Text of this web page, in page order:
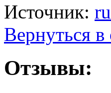
Источник:
Вернуться в
Отзывы: